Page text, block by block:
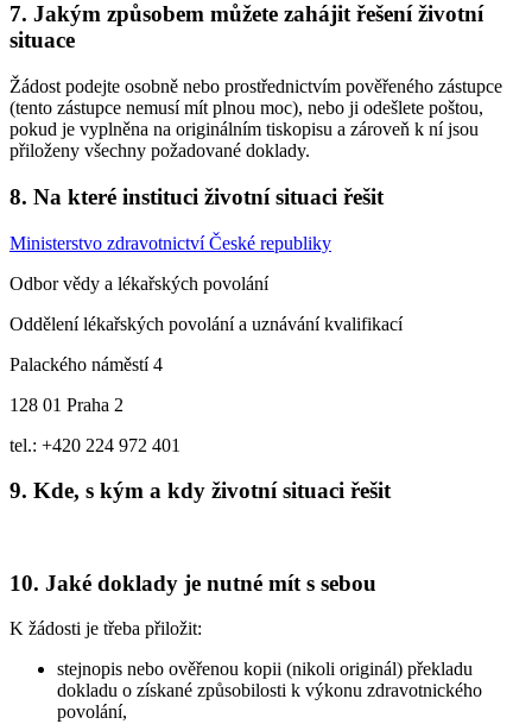
7. Jakým způsobem můžete zahájit řešení životní
situace
Žádost podejte osobně nebo prostřednictvím pověřeného zástupce
(tento zástupce nemusí mít plnou moc), nebo ji odešlete poštou,
pokud je vyplněna na originálním tiskopisu a zároveň k ní jsou
přiloženy všechny požadované doklady.
8. Na které instituci životní situaci řešit
Ministerstvo zdravotnictví České republiky
Odbor vědy a lékařských povolání
Oddělení lékařských povolání a uznávání kvalifikací
Palackého náměstí 4
128 01 Praha 2
tel.: +420 224 972 401
9. Kde, s kým a kdy životní situaci řešit
10. Jaké doklady je nutné mít s sebou
K žádosti je třeba přiložit:
stejnopis nebo ověřenou kopii (nikoli originál) překladu
dokladu o získané způsobilosti k výkonu zdravotnického
povolání,